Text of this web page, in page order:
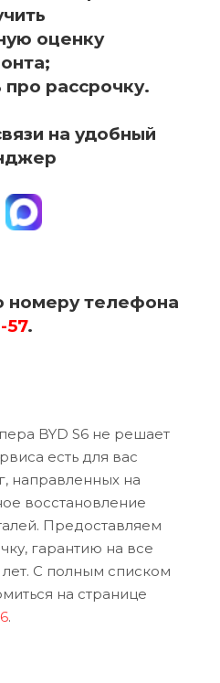
оценку
про рассрочку.
на удобный
номеру телефона
57.
BYD S6 не решает
есть для вас
направленных на
восстановление
Предоставляем
гарантию на все
С полным списком
на странице
.